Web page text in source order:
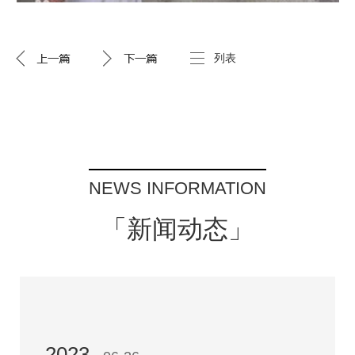
列表
NEWS INFORMATION
「新闻动态」